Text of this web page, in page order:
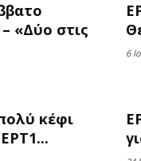
– «Δύο στις
6
κέφι